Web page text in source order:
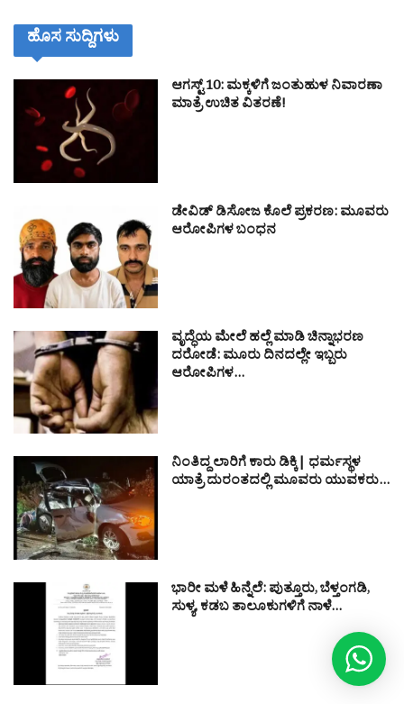
ಹೊಸ ಸುದ್ದಿಗಳು
ಆಗಸ್ಟ್ 10: ಮಕ್ಕಳಿಗೆ ಜಂತುಹುಳ ನಿವಾರಣಾ
ಮಾತ್ರೆ ಉಚಿತ ವಿತರಣೆ!
ಡೇವಿಡ್ ಡಿಸೋಜ ಕೊಲೆ ಪ್ರಕರಣ: ಮೂವರು
ಆರೋಪಿಗಳ ಬಂಧನ
ವೃದ್ಧೆಯ ಮೇಲೆ ಹಲ್ಲೆ ಮಾಡಿ ಚಿನ್ನಾಭರಣ
ದರೋಡೆ: ಮೂರು ದಿನದಲ್ಲೇ ಇಬ್ಬರು
ಆರೋಪಿಗಳ…
ನಿಂತಿದ್ದ ಲಾರಿಗೆ ಕಾರು ಡಿಕ್ಕಿ| ಧರ್ಮಸ್ಥಳ
ಯಾತ್ರೆ ದುರಂತದಲ್ಲಿ ಮೂವರು ಯುವಕರು…
ಭಾರೀ ಮಳೆ ಹಿನ್ನೆಲೆ: ಪುತ್ತೂರು, ಬೆಳ್ತಂಗಡಿ,
ಸುಳ್ಯ, ಕಡಬ ತಾಲೂಕುಗಳಿಗೆ ನಾಳೆ…